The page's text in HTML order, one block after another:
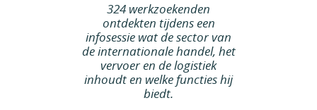
324 werkzoekenden
ontdekten tijdens een
infosessie wat de sector van
de internationale handel, het
vervoer en de logistiek
inhoudt en welke functies hij
biedt.